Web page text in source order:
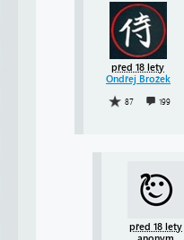
před 18 lety
Ondřej Brožek
87 199
před 18 lety